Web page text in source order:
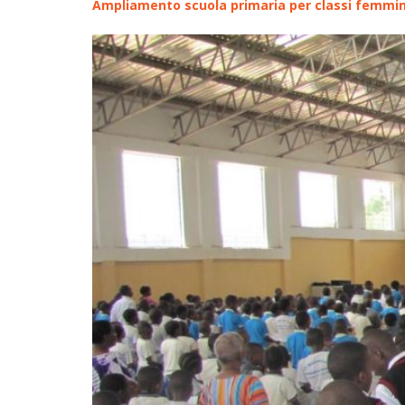
Ampliamento scuola primaria per classi